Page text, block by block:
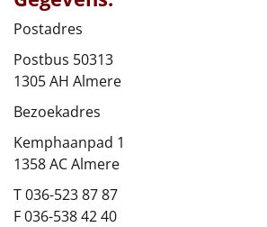
Duurzaam
Leuke
Uniek
Alle thema's
Postadres
Postbus 50313
1305 AH Almere
Bezoekadres
Kemphaanpad 1
1358 AC Almere
T 036-523 87 87
F 036-538 42 40